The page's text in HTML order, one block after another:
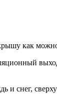
как
снег,